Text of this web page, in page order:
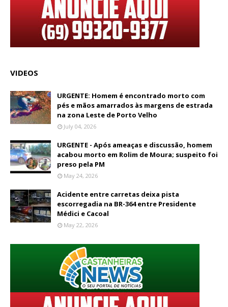
VIDEOS
URGENTE: Homem é encontrado morto com
pés e mãos amarrados às margens de estrada
na zona Leste de Porto Velho
July 04, 2026
URGENTE - Após ameaças e discussão, homem
acabou morto em Rolim de Moura; suspeito foi
preso pela PM
May 24, 2026
Acidente entre carretas deixa pista
escorregadia na BR-364 entre Presidente
Médici e Cacoal
May 22, 2026